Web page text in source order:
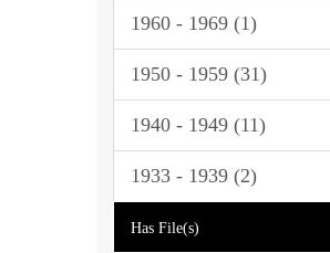
1960 - 1969 (1)
1950 - 1959 (31)
1940 - 1949 (11)
1933 - 1939 (2)
Has File(s)